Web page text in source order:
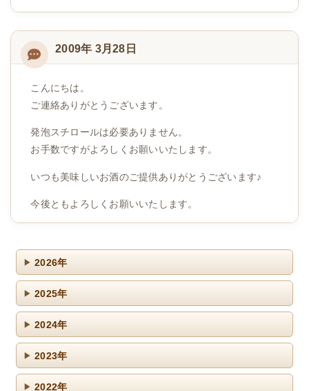
2009年 3月28日
こんにちは。
ご連絡ありがとうございます。
発泡スチロールは必要ありません。
お手数ですがよろしくお願いいたします。
いつも美味しいお酒のご提供ありがとうございます♪
今後ともよろしくお願いいたします。
2026年
2025年
2024年
2023年
2022年